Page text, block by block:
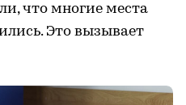
что многие места
Это вызывает